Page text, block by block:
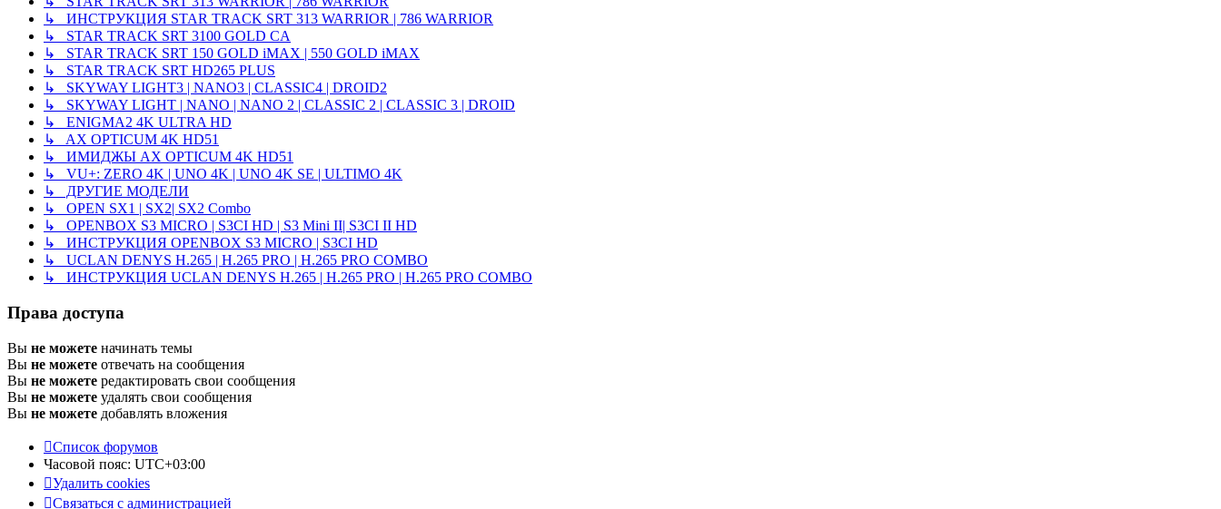
↳ ИНСТРУКЦИЯ STAR TRACK SRT 313 WARRIOR | 786 WARRIOR
↳ STAR TRACK SRT 3100 GOLD CA
↳ STAR TRACK SRT 150 GOLD iMAX | 550 GOLD iMAX
↳ STAR TRACK SRT HD265 PLUS
↳ SKYWAY LIGHT3 | NANO3 | CLASSIC4 | DROID2
↳ SKYWAY LIGHT | NANO | NANO 2 | CLASSIC 2 | CLASSIC 3 | DROID
↳ ENIGMA2 4K ULTRA HD
↳ AX OPTICUM 4K HD51
↳ ИМИДЖЫ AX OPTICUM 4K HD51
↳ VU+: ZERO 4K | UNO 4K | UNO 4K SE | ULTIMO 4K
↳ ДРУГИЕ МОДЕЛИ
↳ OPEN SX1 | SX2| SX2 Combo
↳ OPENBOX S3 MICRO | S3CI HD | S3 Mini II| S3CI II HD
↳ ИНСТРУКЦИЯ OPENBOX S3 MICRO | S3CI HD
↳ UCLAN DENYS H.265 | H.265 PRO | H.265 PRO COMBO
↳ ИНСТРУКЦИЯ UCLAN DENYS H.265 | H.265 PRO | H.265 PRO COMBO
Права доступа
Вы не можете начинать темы
Вы не можете отвечать на сообщения
Вы не можете редактировать свои сообщения
Вы не можете удалять свои сообщения
Вы не можете добавлять вложения
Список форумов
Часовой пояс: UTC+03:00
Удалить cookies
Связаться с администрацией